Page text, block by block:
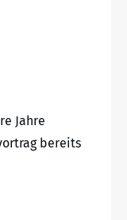
Jahre
bereits